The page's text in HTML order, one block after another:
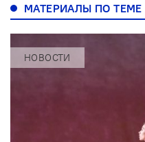
МАТЕРИАЛЫ ПО ТЕМЕ
НОВОСТИ